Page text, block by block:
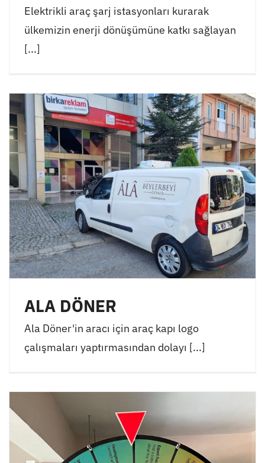
Elektrikli araç şarj istasyonları kurarak
ülkemizin enerji dönüşümüne katkı sağlayan
[...]
ALA DÖNER
Ala Döner'in aracı için araç kapı logo
çalışmaları yaptırmasından dolayı [...]